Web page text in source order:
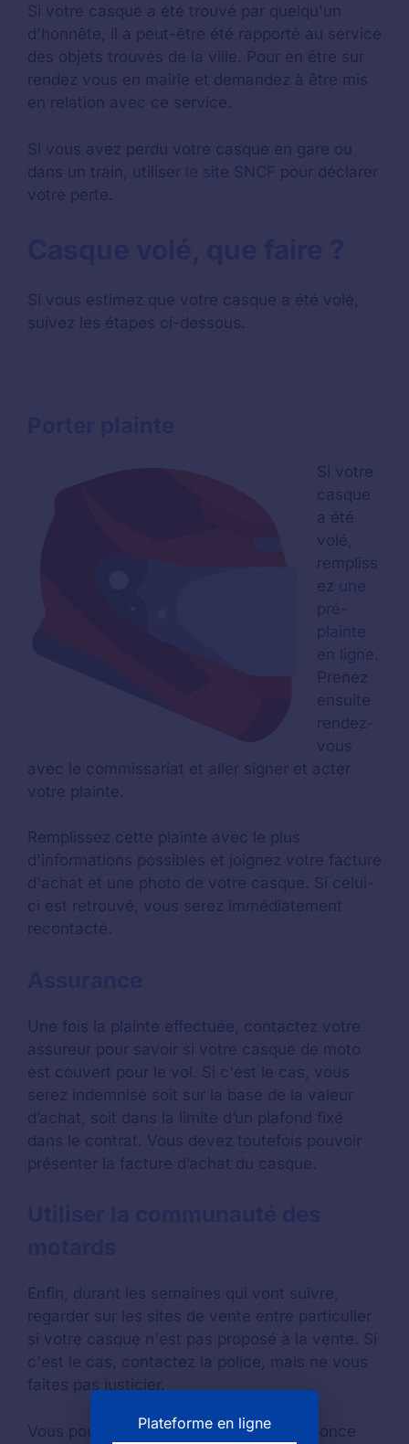
Si votre casque a été trouvé par quelqu'un
d'honnête, il a peut-être été rapporté au service
des objets trouvés de la ville. Pour en être sur
rendez vous en mairie et demandez à être mis
en relation avec ce service.
Si vous avez perdu votre casque en gare ou
dans un train, utiliser le site SNCF pour déclarer
votre perte.
Si vous estimez que votre casque a été volé,
suivez les étapes ci-dessous.
Si votre
casque
a été
volé,
rempliss
ez une
pré-
plainte
en ligne.
Prenez
ensuite
rendez-
vous
avec le commissariat et aller signer et acter
votre plainte.
Remplissez cette plainte avec le plus
d'informations possibles et joignez votre facture
d'achat et une photo de votre casque. Si celui-
ci est retrouvé, vous serez immédiatement
recontacté.
Une fois la plainte effectuée, contactez votre
assureur pour savoir si votre casque de moto
est couvert pour le vol. Si c'est le cas, vous
serez indemnisé soit sur la base de la valeur
d’achat, soit dans la limite d’un plafond fixé
dans le contrat. Vous devez toutefois pouvoir
présenter la facture d’achat du casque.
Enfin, durant les semaines qui vont suivre,
regarder sur les sites de vente entre particulier
si votre casque n'est pas proposé à la vente. Si
c'est le cas, contactez la police, mais ne vous
faites pas justicier.
Vous pouvez également poster une annonce
Plateforme en ligne